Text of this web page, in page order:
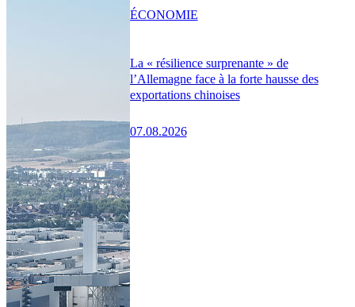
La « résilience surprenante » de
l’Allemagne face à la forte hausse des
exportations chinoises
07.08.2026
ÉCONOMIE